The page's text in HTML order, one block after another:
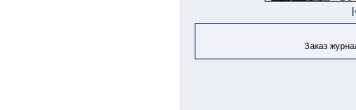
Заказ